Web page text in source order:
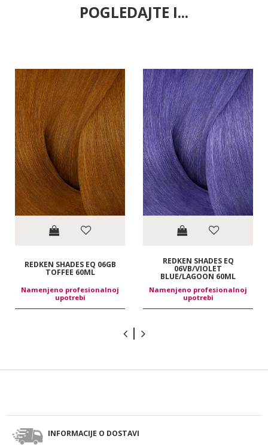
POGLEDAJTE I...
REDKEN SHADES EQ 06GB
TOFFEE 60ML
Namenjeno profesionalnoj
upotrebi
REDKEN SHADES EQ
06VB/VIOLET
BLUE/LAGOON 60ML
Namenjeno profesionalnoj
upotrebi
INFORMACIJE O DOSTAVI